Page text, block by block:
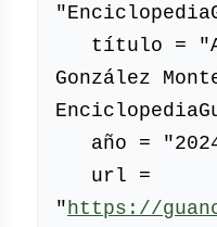
González
" https://